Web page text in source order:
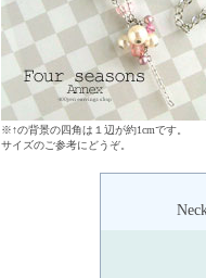
※↑の背景の四角は１辺が約1cmです。
サイズのご参考にどうぞ。